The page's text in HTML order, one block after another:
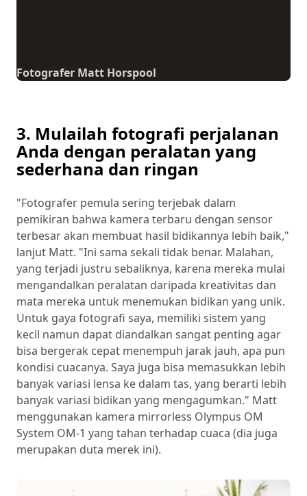
Fotografer Matt Horspool
3. Mulailah fotografi perjalanan
Anda dengan peralatan yang
sederhana dan ringan
"Fotografer pemula sering terjebak dalam
pemikiran bahwa kamera terbaru dengan sensor
terbesar akan membuat hasil bidikannya lebih baik,"
lanjut Matt. "Ini sama sekali tidak benar. Malahan,
yang terjadi justru sebaliknya, karena mereka mulai
mengandalkan peralatan daripada kreativitas dan
mata mereka untuk menemukan bidikan yang unik.
Untuk gaya fotografi saya, memiliki sistem yang
kecil namun dapat diandalkan sangat penting agar
bisa bergerak cepat menempuh jarak jauh, apa pun
kondisi cuacanya. Saya juga bisa memasukkan lebih
banyak variasi lensa ke dalam tas, yang berarti lebih
banyak variasi bidikan yang mengagumkan." Matt
menggunakan kamera mirrorless Olympus OM
System OM-1 yang tahan terhadap cuaca (dia juga
merupakan duta merek ini).